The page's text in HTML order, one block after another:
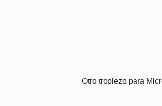
Otro tropiezo para